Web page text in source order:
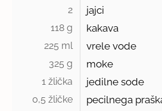
2 jajci
118 g kakava
225 ml vrele vode
325 g moke
1 žlička jedilne sode
0,5 žličke pecilnega